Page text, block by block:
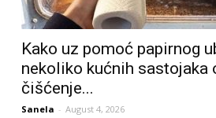
Kako uz pomoć papirnog
nekoliko kućnih sastojaka
čišćenje...
Sanela - August 4, 2026